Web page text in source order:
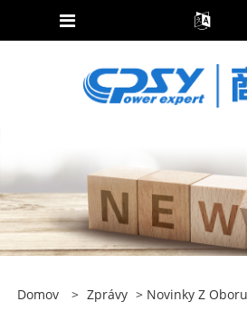
Domov > Zprávy > Novinky Z Oboru